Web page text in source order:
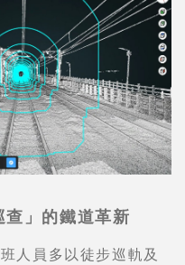
」的鐵道革新
人員多以徒步巡軌及